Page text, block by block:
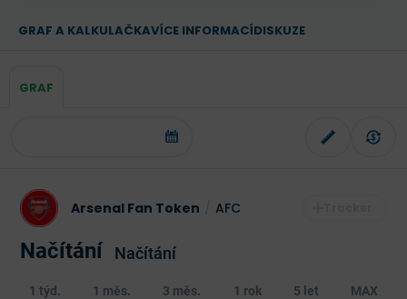
GRAF A KALKULAČKAVÍCE INFORMACÍDISKUZE
GRAF
Arsenal Fan Token AFC
Načítání Načítání
1 týd. 1 měs. 3 měs. 1 rok 5 let MAX